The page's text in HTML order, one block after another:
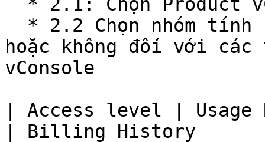
hoặc không đối với
vConsole
| Access level | Usage
| Billing History